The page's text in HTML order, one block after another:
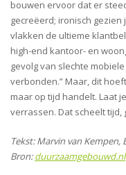
bouwen ervoor dat er
gecreëerd; ironisch
vlakken de ultieme
high-end kantoor- en
gevolg van slechte
verbonden.” Maar, dit
maar op tijd handelt. Laat
verrassen. Dat scheelt tijd,
Tekst: Marvin van Kempen,
Bron:duurzaamgebouwd.nl